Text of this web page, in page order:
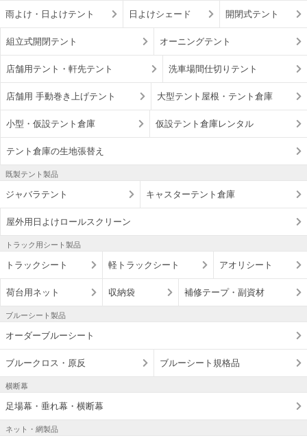
雨よけ・日よけテント 日よけシェード 開閉式テント
組立式開閉テント オーニングテント
店舗用テント・軒先テント 洗車場間仕切りテント
店舗用 手動巻き上げテント 大型テント屋根・テント倉庫
小型・仮設テント倉庫 仮設テント倉庫レンタル
テント倉庫の生地張替え
既製テント製品
ジャバラテント キャスターテント倉庫
屋外用日よけロールスクリーン
トラック用シート製品
トラックシート 軽トラックシート アオリシート
荷台用ネット 収納袋 補修テープ・副資材
ブルーシート製品
オーダーブルーシート
ブルークロス・原反 ブルーシート規格品
横断幕
足場幕・垂れ幕・横断幕
ネット・網製品